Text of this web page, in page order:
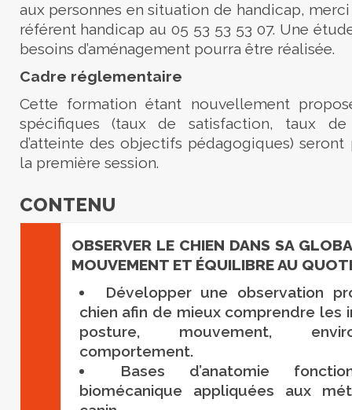
aux personnes en situation de handicap,
référent handicap au 05 53 53 53 07. Une
besoins d’aménagement pourra être réalisée.
Cadre réglementaire
Cette formation étant nouvellement
spécifiques (taux de satisfaction, taux
d’atteinte des objectifs pédagogiques) seront
la première session.
CONTENU
OBSERVER LE CHIEN DANS SA
MOUVEMENT ET ÉQUILIBRE AU
Développer une observation
chien afin de mieux comprendre les
posture, mouvement,
comportement.
Bases d’anatomie
biomécanique appliquées aux